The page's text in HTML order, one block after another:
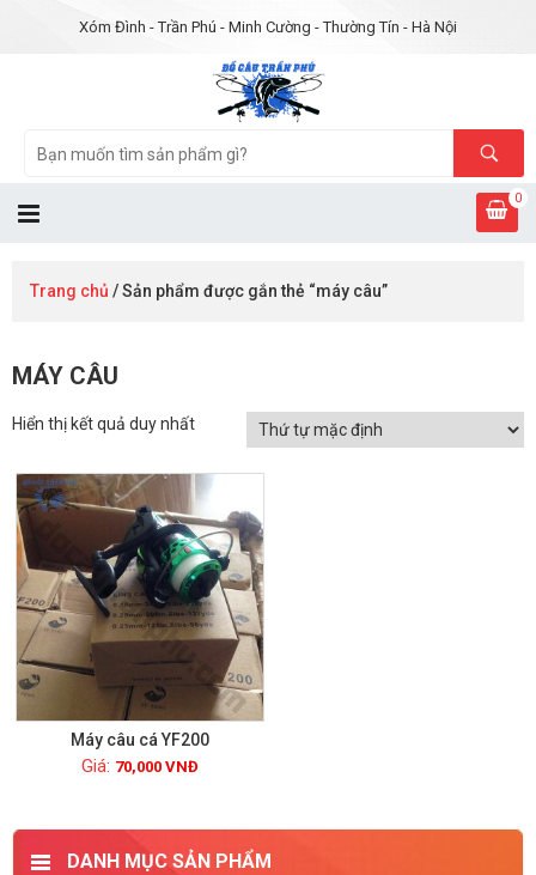
Xóm Đình - Trần Phú - Minh Cường - Thường Tín - Hà Nội
0
Trang chủ / Sản phẩm được gắn thẻ “máy câu”
MÁY CÂU
Hiển thị kết quả duy nhất
Máy câu cá YF200
70,000 VNĐ
DANH MỤC SẢN PHẨM